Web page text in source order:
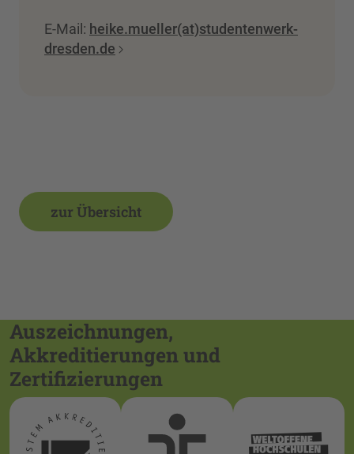
E-Mail: heike.mueller(at)studentenwerk-
dresden.de
zur Übersicht
Auszeichnungen,
Akkreditierungen und
Zertifizierungen